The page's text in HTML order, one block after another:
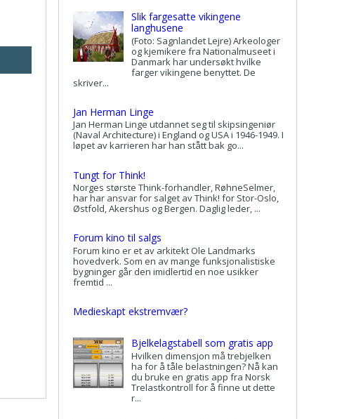
Slik fargesatte vikingene
langhusene
(Foto: Sagnlandet Lejre) Arkeologer
og kjemikere fra Nationalmuseet i
Danmark har undersøkt hvilke
farger vikingene benyttet. De
skriver...
Jan Herman Linge
Jan Herman Linge utdannet seg til skipsingeniør
(Naval Architecture) i England og USA i 1946-1949. I
løpet av karrieren har han stått bak go...
Tungt for Think!
Norges største Think-forhandler, RøhneSelmer,
har har ansvar for salget av Think! for Stor-Oslo,
Østfold, Akershus og Bergen. Daglig leder, ...
Forum kino til salgs
Forum kino er et av arkitekt Ole Landmarks
hovedverk. Som en av mange funksjonalistiske
bygninger går den imidlertid en noe usikker
fremtid ...
Medieskapt ekstremvær?
Bjelkelagstabell som gratis app
Hvilken dimensjon må trebjelken
ha for å tåle belastningen? Nå kan
du bruke en gratis app fra Norsk
Trelastkontroll for å finne ut dette
r...